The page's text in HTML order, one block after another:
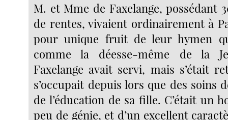
M. et Mme de Faxelange, possédant
de rentes, vivaient ordinairement à
pour unique fruit de leur hymen
comme la déesse-même de la
Faxelange avait servi, mais s’était
s’occupait depuis lors que des soins
de l’éducation de sa fille. C’était un
peu de génie, et d’un excellent